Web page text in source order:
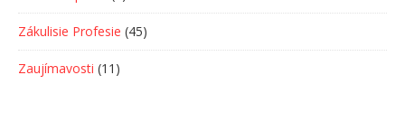
Zákulisie Profesie (45)
Zaujímavosti (11)